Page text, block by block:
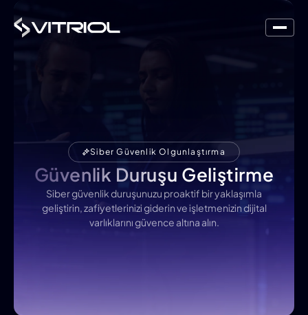
Siber Güvenlik Olgunlaştırma
Güvenlik Duruşu Geliştirme
Siber güvenlik duruşunuzu proaktif bir yaklaşımla
geliştirin, zafiyetlerinizi giderin ve işletmenizin dijital
varlıklarını güvence altına alın.